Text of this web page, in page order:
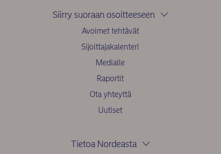
Siirry suoraan osoitteeseen
Avoimet tehtävät
Sijoittajakalenteri
Medialle
Raportit
Ota yhteyttä
Uutiset
Tietoa Nordeasta